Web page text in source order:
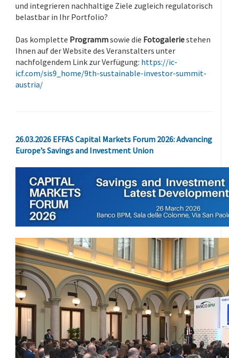
und integrieren nachhaltige Ziele zugleich regulatorisch
belastbar in Ihr Portfolio?
Das komplette Programmsowie die Fotogaleriestehen
Ihnen auf der Website des Veranstalters unter
nachfolgendem Link zur Verfügung: https://ic-
icf.com/sis9_home/9th-sustainable-investor-summit-
austria/
26.03.2026 EFFAS Capital Markets Forum 2026: Advancing
Europe’s Savings and Investment Union